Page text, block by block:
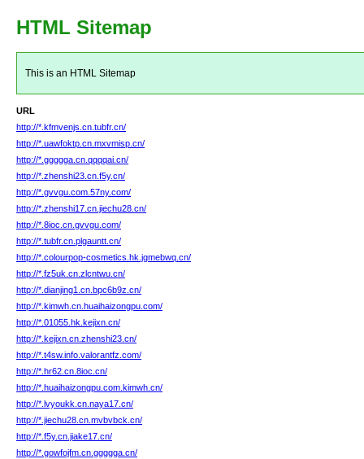
HTML Sitemap
This is an HTML Sitemap
URL
http://*.kfmvenjs.cn.tubfr.cn/
http://*.uawfoktp.cn.mxvmisp.cn/
http://*.ggggga.cn.qqqqai.cn/
http://*.zhenshi23.cn.f5y.cn/
http://*.gvvgu.com.57ny.com/
http://*.zhenshi17.cn.jiechu28.cn/
http://*.8ioc.cn.gvvgu.com/
http://*.tubfr.cn.plgauntt.cn/
http://*.colourpop-cosmetics.hk.jgmebwq.cn/
http://*.fz5uk.cn.zlcntwu.cn/
http://*.dianjing1.cn.bpc6b9z.cn/
http://*.kimwh.cn.huaihaizongpu.com/
http://*.01055.hk.kejixn.cn/
http://*.kejixn.cn.zhenshi23.cn/
http://*.t4sw.info.valorantfz.com/
http://*.hr62.cn.8ioc.cn/
http://*.huaihaizongpu.com.kimwh.cn/
http://*.lvyoukk.cn.naya17.cn/
http://*.jiechu28.cn.mvbvbck.cn/
http://*.f5y.cn.jiake17.cn/
http://*.gowfojfm.cn.ggggga.cn/